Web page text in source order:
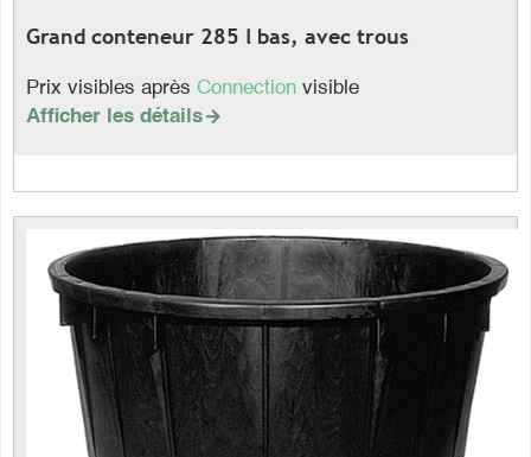
Grand conteneur 285 l bas, avec trous
Prix visibles après Connection visible
Afficher les détails